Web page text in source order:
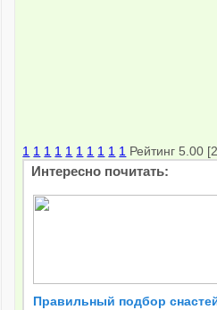
1 1 1 1 1 1 1 1 1 1 Рейтинг 5.00
Интересно почитать:
Правильный подбор